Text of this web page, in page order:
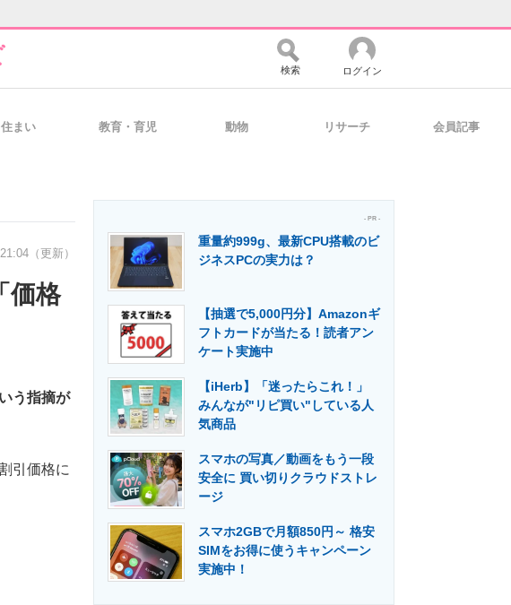
経営リーダーのコミュニティ マーケ×ITの今がよく分かる
製造業のIT導入・活用を支援
エネルギーの専門メディア 建設×テクノロジーの最前線
検索 ログイン
住まい 教育・育児 動物 リサーチ 会員記事
（更新）
価格
う指摘が
引価格に
- PR -
重量約999g、最新CPU搭載のビ
ジネスPCの実力は？
【抽選で5,000円分】Amazonギ
フトカードが当たる！読者アン
ケート実施中
【iHerb】「迷ったらこれ！」
みんなが"リピ買い"している人
気商品
スマホの写真／動画をもう一段
安全に 買い切りクラウドストレ
ージ
スマホ2GBで月額850円～ 格安
SIMをお得に使うキャンペーン
実施中！